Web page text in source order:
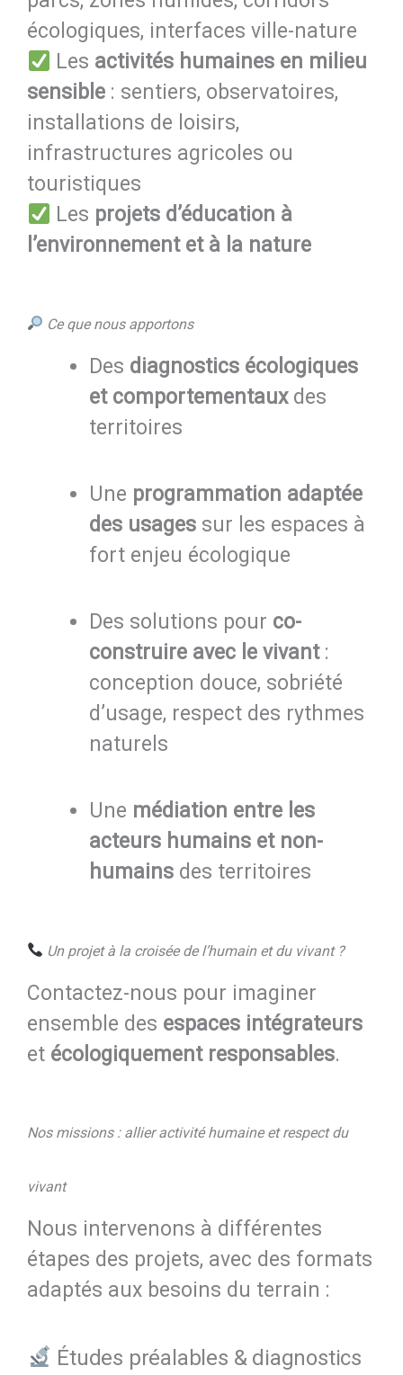
écologiques, interfaces ville-nature
Les activités humaines en milieu
sensible : sentiers, observatoires,
installations de loisirs,
infrastructures agricoles ou
touristiques
Les projets d’éducation à
l’environnement et à la nature
Ce que nous apportons
Des diagnostics écologiques
et comportementauxdes
territoires
Une programmation adaptée
des usages sur les espaces à
fort enjeu écologique
Des solutions pour co-
construire avec le vivant:
conception douce, sobriété
d’usage, respect des rythmes
naturels
Une médiation entre les
acteurs humains et non-
humains des territoires
Un projet à la croisée de l’humain et du vivant ?
Contactez-nous pour imaginer
ensemble des espaces intégrateurs
et écologiquement responsables.
Nos missions : allier activité humaine et respect du
vivant
Nous intervenons à différentes
étapes des projets, avec des formats
adaptés aux besoins du terrain :
Études préalables & diagnostics